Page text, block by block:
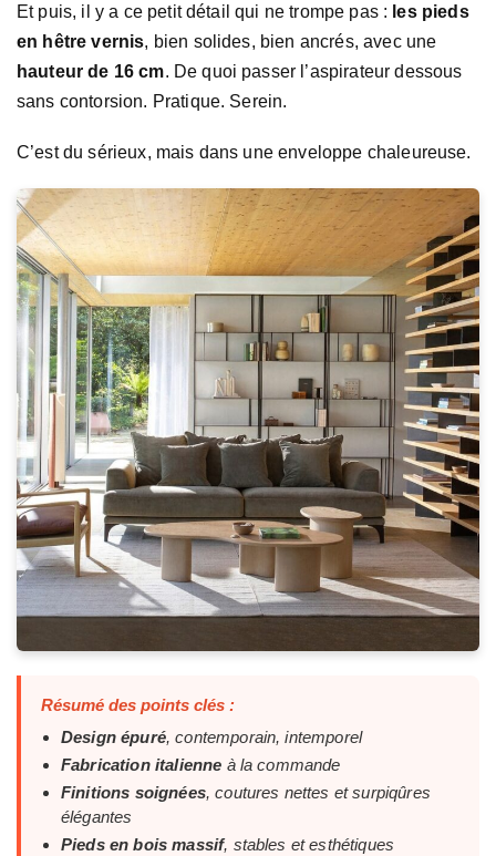
Et puis, il y a ce petit détail qui ne trompe pas : les pieds
en hêtre vernis, bien solides, bien ancrés, avec une
hauteur de 16 cm. De quoi passer l’aspirateur dessous
sans contorsion. Pratique. Serein.
C’est du sérieux, mais dans une enveloppe chaleureuse.
Résumé des points clés :
Design épuré, contemporain, intemporel
Fabrication italienne à la commande
Finitions soignées, coutures nettes et surpiqûres
élégantes
Pieds en bois massif, stables et esthétiques